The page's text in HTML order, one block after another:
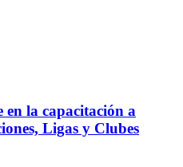
en la capacitación a
Ligas y Clubes